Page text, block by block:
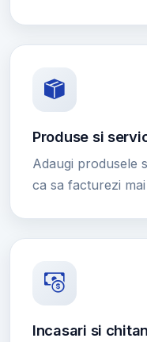
Produse si
Adaugi produsele
ca sa facturezi
Incasari si